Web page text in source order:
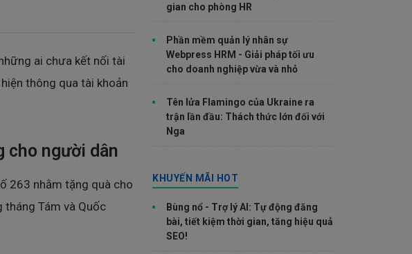
ai chưa kết nối tài
thông qua tài khoản
cho người dân
263 nhằm tặng quà cho
tháng Tám và Quốc
gian cho phòng HR
Phần mềm quản lý nhân sự
Webpress HRM - Giải pháp tối ưu
cho doanh nghiệp vừa và nhỏ
Tên lửa Flamingo của Ukraine ra
trận lần đầu: Thách thức lớn đối với
Nga
KHUYẾN MÃI HOT
Bùng nổ - Trợ lý AI: Tự động đăng
bài, tiết kiệm thời gian, tăng hiệu quả
SEO!